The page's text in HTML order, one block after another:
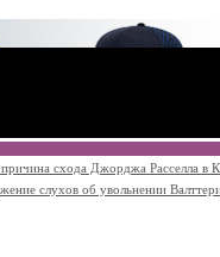
причина схода Джорджа Расселла в
слухов об увольнении